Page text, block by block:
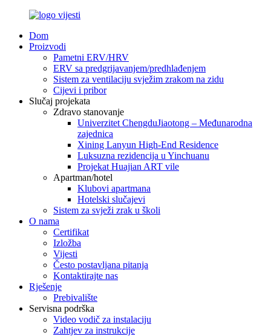
Dom
Proizvodi
Pametni ERV/HRV
ERV sa predgrijavanjem/predhlađenjem
Sistem za ventilaciju svježim zrakom na zidu
Cijevi i pribor
Slučaj projekata
Zdravo stanovanje
Univerzitet ChengduJiaotong – Međunarodna
zajednica
Xining Lanyun High-End Residence
Luksuzna rezidencija u Yinchuanu
Projekat Huajian ART vile
Apartman/hotel
Klubovi apartmana
Hotelski slučajevi
Sistem za svježi zrak u školi
O nama
Certifikat
Izložba
Vijesti
Često postavljana pitanja
Kontaktirajte nas
Rješenje
Prebivalište
Servisna podrška
Video vodič za instalaciju
Zahtjev za instrukcije